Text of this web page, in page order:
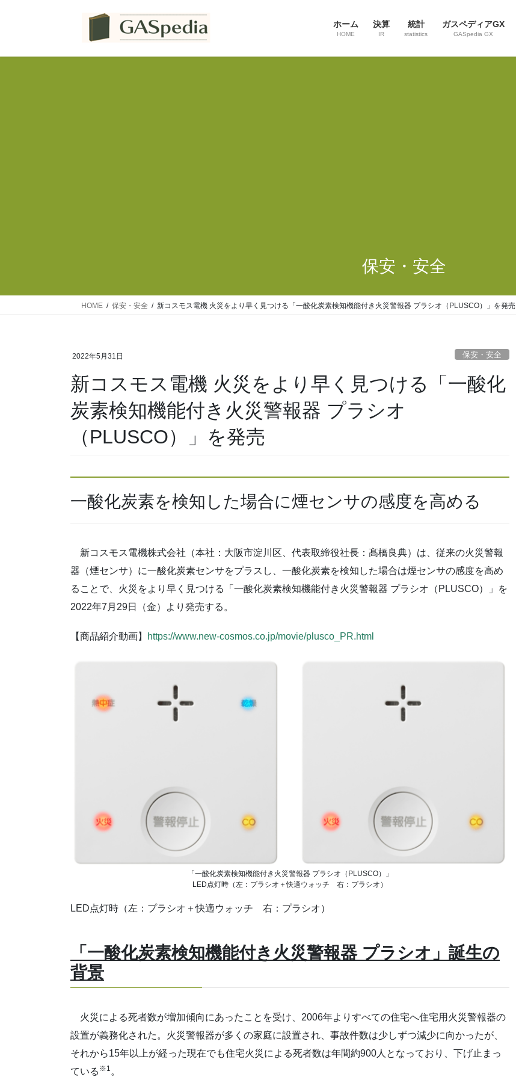
ホーム
HOME
決算
IR
統計
statistics
ガスペディアGX
GASpedia GX
保安・安全
HOME 保安・安全 新コスモス電機 火災をより早く見つける「一酸化炭素検知機能付き火災警報器 プラシオ（PLUSCO）」を発売
2022年5月31日 保安・安全
新コスモス電機 火災をより早く見つける「一酸化
炭素検知機能付き火災警報器 プラシオ
（PLUSCO）」を発売
一酸化炭素を検知した場合に煙センサの感度を高める
新コスモス電機株式会社（本社：大阪市淀川区、代表取締役社長：髙橋良典）は、従来の火災警報
器（煙センサ）に一酸化炭素センサをプラスし、一酸化炭素を検知した場合は煙センサの感度を高め
ることで、火災をより早く見つける「一酸化炭素検知機能付き火災警報器 プラシオ（PLUSCO）」を
2022年7月29日（金）より発売する。
【商品紹介動画】 https://www.new-cosmos.co.jp/movie/plusco_PR.html
「一酸化炭素検知機能付き火災警報器 プラシオ（PLUSCO）」
LED点灯時（左：プラシオ＋快適ウォッチ 右：プラシオ）
LED点灯時（左：プラシオ＋快適ウォッチ 右：プラシオ）
「一酸化炭素検知機能付き火災警報器 プラシオ」誕生の
背景
火災による死者数が増加傾向にあったことを受け、2006年よりすべての住宅へ住宅用火災警報器の
設置が義務化された。火災警報器が多くの家庭に設置され、事故件数は少しずつ減少に向かったが、
それから15年以上が経った現在でも住宅火災による死者数は年間約900人となっており、下げ止まっ
ている ※1 。